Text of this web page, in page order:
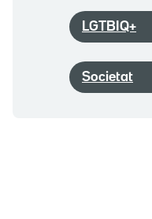
LGTBIQ+
Societat